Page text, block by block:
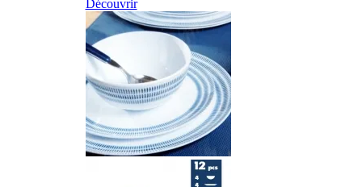
Découvrir